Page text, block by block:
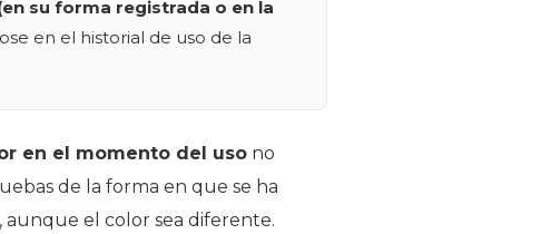
su forma registrada o en la
en el historial de uso de la
en el momento del uso no
de la forma en que se ha
el color sea diferente.